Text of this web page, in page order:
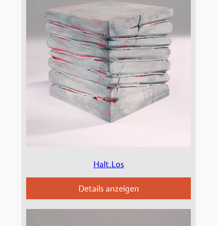
Halt.Los
Details anzeigen